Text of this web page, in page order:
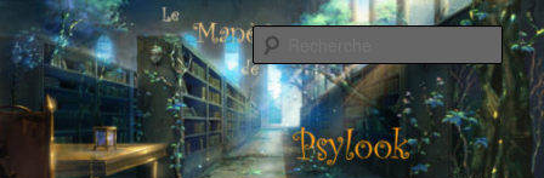
au
contenu
principalLe Manège de Psylook